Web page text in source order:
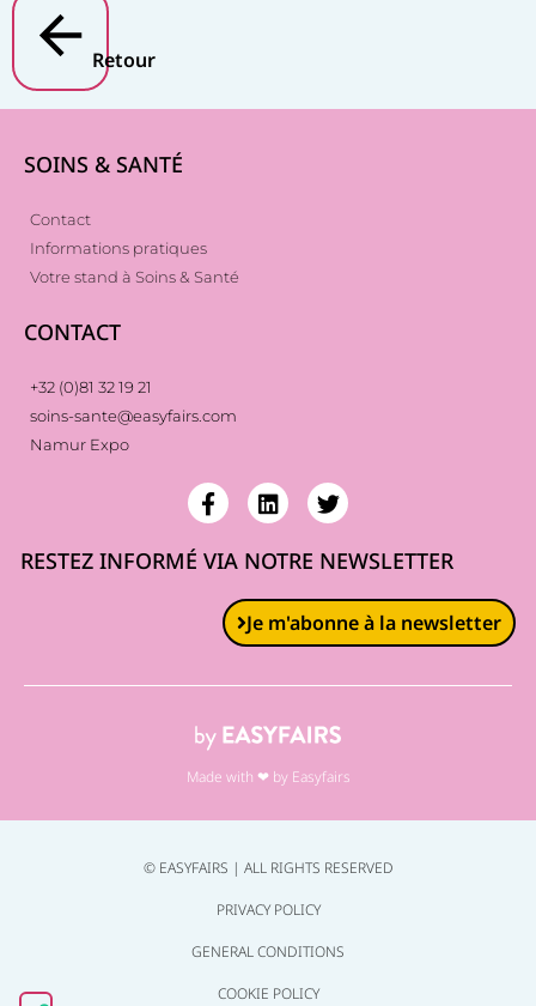
Retour
SOINS & SANTÉ
Contact
Informations pratiques
Votre stand à Soins & Santé
CONTACT
+32 (0)81 32 19 21
soins-sante@easyfairs.com
Namur Expo
RESTEZ INFORMÉ VIA NOTRE NEWSLETTER
Je m'abonne à la newsletter
Made with ❤ by Easyfairs
© EASYFAIRS | ALL RIGHTS RESERVED
PRIVACY POLICY
GENERAL CONDITIONS
COOKIE POLICY